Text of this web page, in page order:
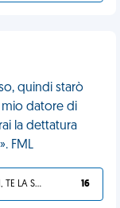
quindi starò
mio datore di
la dettatura
FML
SVEGLIATI, TE LA SEI CERCATA! 16